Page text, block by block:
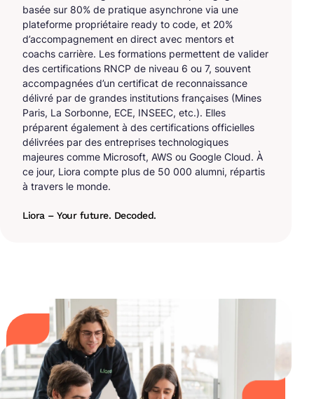
basée sur 80% de pratique asynchrone via une
plateforme propriétaire ready to code, et 20%
d’accompagnement en direct avec mentors et
coachs carrière. Les formations permettent de valider
des certifications RNCP de niveau 6 ou 7, souvent
accompagnées d’un certificat de reconnaissance
délivré par de grandes institutions françaises (Mines
Paris, La Sorbonne, ECE, INSEEC, etc.). Elles
préparent également à des certifications officielles
délivrées par des entreprises technologiques
majeures comme Microsoft, AWS ou Google Cloud. À
ce jour, Liora compte plus de 50 000 alumni, répartis
à travers le monde.
Liora – Your future. Decoded.